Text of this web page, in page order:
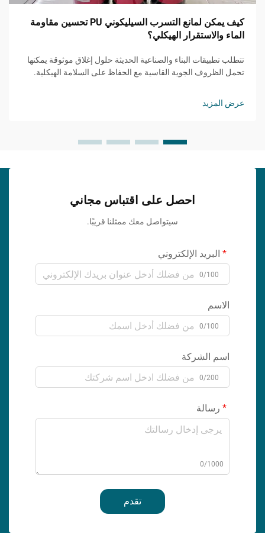
كيف يمكن لمانع التسرب السيليكوني PU تحسين مقاومة
الماء والاستقرار الهيكلي؟
تتطلب تطبيقات البناء والصناعية الحديثة حلول إغلاق موثوقة يمكنها
تحمل الظروف الجوية القاسية مع الحفاظ على السلامة الهيكلية.
عرض المزيد
احصل على اقتباس مجاني
سيتواصل معك ممثلنا قريبًا.
البريد الإلكتروني
0/100
الاسم
0/100
اسم الشركة
0/200
رسالة
0/1000
تقدم